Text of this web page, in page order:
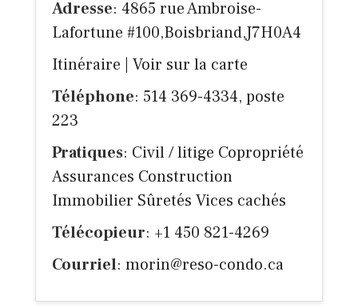
Adresse: 4865 rue Ambroise-
Lafortune #100,Boisbriand,J7H0A4
Itinéraire
Voir sur la carte
Téléphone: 514 369-4334, poste
223
Pratiques: Civil / litige Copropriété
Assurances Construction
Immobilier Sûretés Vices cachés
Télécopieur: +1 450 821-4269
Courriel: morin@reso-condo.ca